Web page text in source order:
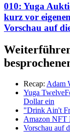
010: Yuga
kurz vor
Vorschau auf
Recap: Adam
Yuga
Dollar ein
"Drink Ain't
Amazon NFT
Vorschau auf